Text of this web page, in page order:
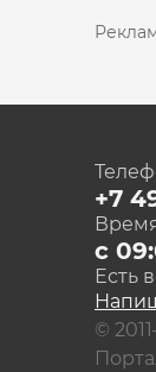
+7
с
Есть
©